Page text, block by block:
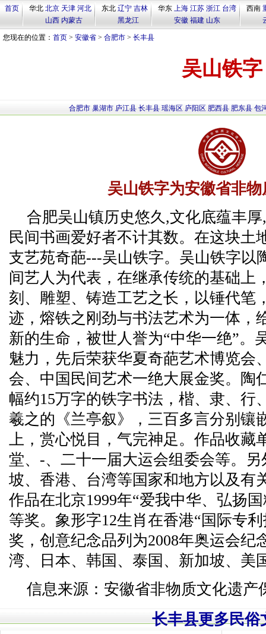
首页 华北 北京 天津 河北
山西 内蒙古
东北 辽宁 吉林
黑龙江
华东 上海 江苏 浙江 台湾
安徽 福建 山东
西南
您现在的位置： 首页 > 安徽省 > 合肥市 > 长丰县
吴山铁字
合肥市 巢湖市 庐江县 长丰县 瑶海区 庐阳区 肥西县 肥东县 包
吴山铁字为安徽省非
合肥吴山镇历史悠久,文化底蕴丰
民间书画爱好者不计其数。在这块土
支艺苑奇葩---吴山铁字。吴山铁字以
间艺人为代表，在继承传统的基础上
刻、雕塑、铸造工艺之长，以锤代笔
迹，熔铁之刚劲与书法艺术为一体，
新的生命，被世人誉为“中华一绝”。
魅力，先后荣获华夏奇葩艺术博览会
会、中国民间艺术一绝大展金奖。陶
幅约15万字的铁字书法，楷、隶、行
羲之的《兰亭叙》，三百多言分别镶
上，赏心悦目，气完神足。作品收藏
堂、-、二十一届大运会组委会等。
坡、香港、台湾等国家和地方以及有
作品在北京1999年“爱我中华、弘扬
等奖。象形字12生肖在香港“国际专
奖，创意纪念品列为2008年奥运会纪
湾、日本、韩国、泰国、新加坡、美
信息来源：安徽省非物质文化遗产
长丰县更多民俗